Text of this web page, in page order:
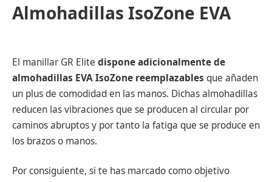
Almohadillas IsoZone EVA
El manillar GR Elite dispone adicionalmente de
almohadillas EVA IsoZone reemplazables que añaden
un plus de comodidad en las manos. Dichas almohadillas
reducen las vibraciones que se producen al circular por
caminos abruptos y por tanto la fatiga que se produce en
los brazos o manos.
Por consiguiente, si te has marcado como objetivo